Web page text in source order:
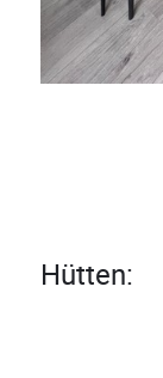
Hütten: